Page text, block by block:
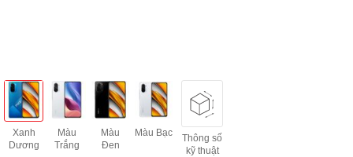
Xanh
Dương
Màu
Trắng
Màu
Đen
Màu Bạc
Thông số
kỹ thuật